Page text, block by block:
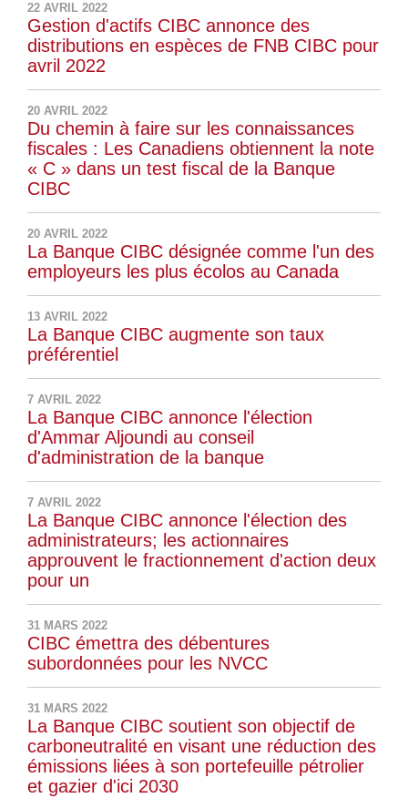
22 AVRIL 2022
Gestion d'actifs CIBC annonce des
distributions en espèces de FNB CIBC pour
avril 2022
20 AVRIL 2022
Du chemin à faire sur les connaissances
fiscales : Les Canadiens obtiennent la note
« C » dans un test fiscal de la Banque
CIBC
20 AVRIL 2022
La Banque CIBC désignée comme l'un des
employeurs les plus écolos au Canada
13 AVRIL 2022
La Banque CIBC augmente son taux
préférentiel
7 AVRIL 2022
La Banque CIBC annonce l'élection
d'Ammar Aljoundi au conseil
d'administration de la banque
7 AVRIL 2022
La Banque CIBC annonce l'élection des
administrateurs; les actionnaires
approuvent le fractionnement d'action deux
pour un
31 MARS 2022
CIBC émettra des débentures
subordonnées pour les NVCC
31 MARS 2022
La Banque CIBC soutient son objectif de
carboneutralité en visant une réduction des
émissions liées à son portefeuille pétrolier
et gazier d'ici 2030